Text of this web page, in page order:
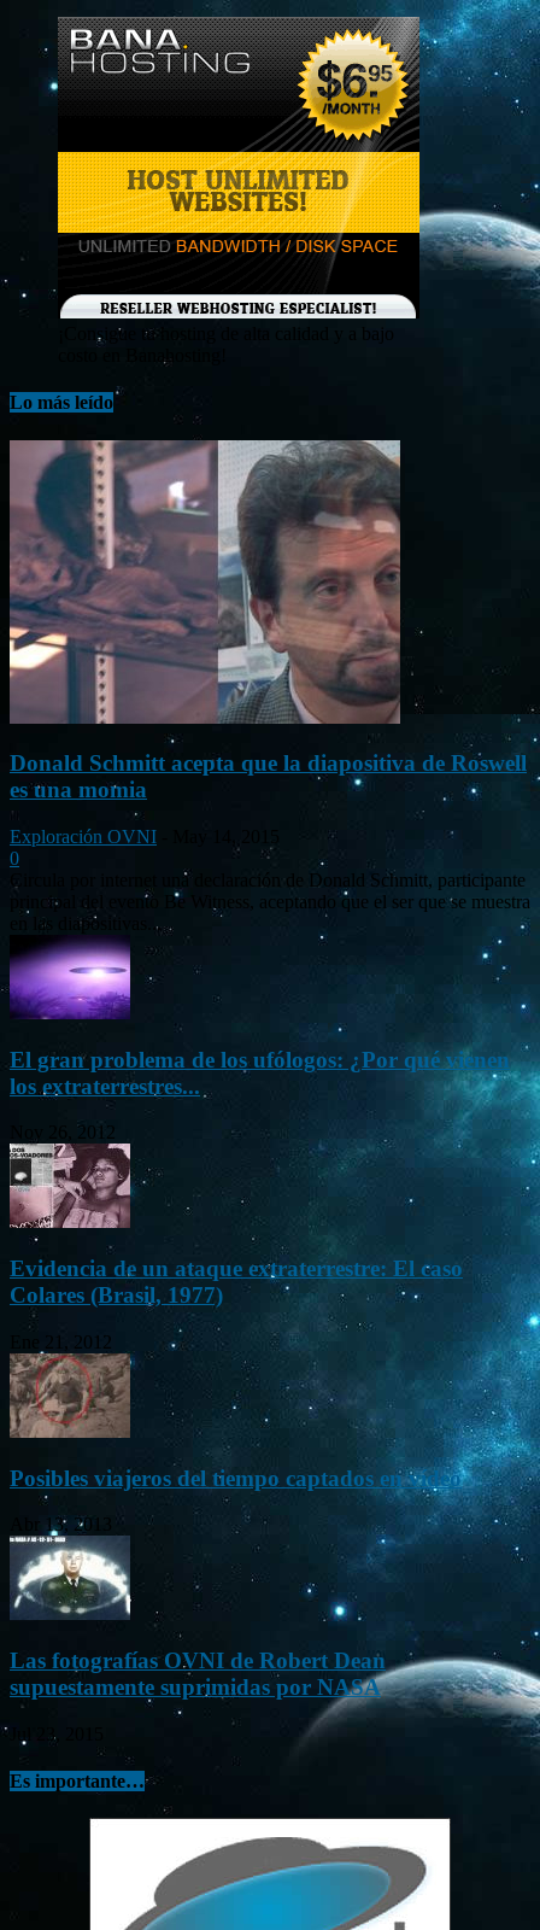
¡Consigue tu hosting de alta calidad y a bajo
costo en Banahosting!
Lo más leído
Donald Schmitt acepta que la diapositiva de Roswell
es una momia
Exploración OVNI
0
Circula por internet una declaración de Donald Schmitt, participante
principal del evento Be Witness, aceptando que el ser que se muestra
en las diapositivas...
El gran problema de los ufólogos: ¿Por qué vienen
los extraterrestres...
Nov 26, 2012
Evidencia de un ataque extraterrestre: El caso
Colares (Brasil, 1977)
Ene 21, 2012
Posibles viajeros del tiempo captados en vídeo
Abr 13, 2013
Las fotografías OVNI de Robert Dean
supuestamente suprimidas por NASA
Jul 23, 2015
Es importante…